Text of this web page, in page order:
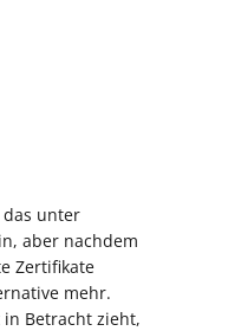
unter
aber nachdem
Zertifikate
mehr.
in Betracht zieht,